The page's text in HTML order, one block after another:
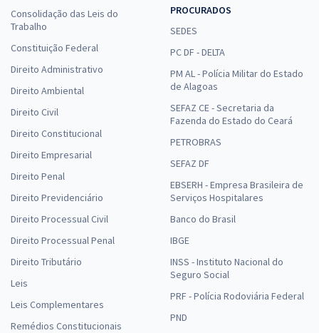
Consolidação das Leis do
Trabalho
Constituição Federal
Direito Administrativo
Direito Ambiental
Direito Civil
Direito Constitucional
Direito Empresarial
Direito Penal
Direito Previdenciário
Direito Processual Civil
Direito Processual Penal
Direito Tributário
Leis
Leis Complementares
Remédios Constitucionais
PROCURADOS
SEDES
PC DF - DELTA
PM AL - Polícia Militar do Estado
de Alagoas
SEFAZ CE - Secretaria da
Fazenda do Estado do Ceará
PETROBRAS
SEFAZ DF
EBSERH - Empresa Brasileira de
Serviços Hospitalares
Banco do Brasil
IBGE
INSS - Instituto Nacional do
Seguro Social
PRF - Polícia Rodoviária Federal
PND